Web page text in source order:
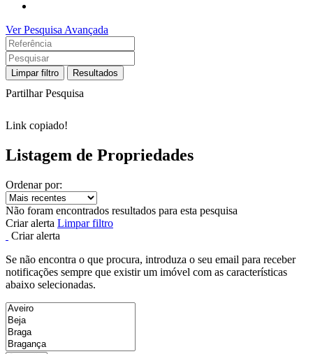
Ver Pesquisa Avançada
Limpar filtro Resultados
Partilhar Pesquisa
Link copiado!
Listagem de Propriedades
Ordenar por:
Não foram encontrados resultados para esta pesquisa
Criar alerta Limpar filtro
Criar alerta
Se não encontra o que procura, introduza o seu email para receber
notificações sempre que existir um imóvel com as características
abaixo selecionadas.